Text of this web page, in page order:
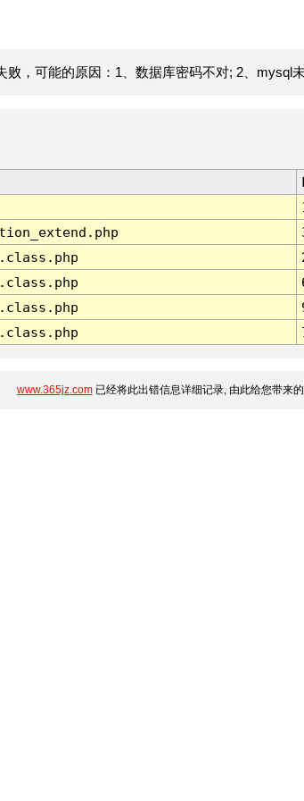
，可能的原因：1、数据库密码不对; 2、mysql未
www.365jz.com已经将此出错信息详细记录, 由此给您带来